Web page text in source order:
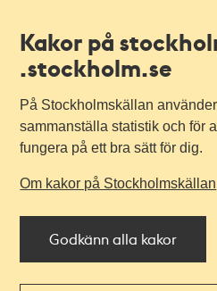
Kakor på
.stockholm.se
På Stockholmskällan
sammanställa statistik och för
fungera på ett bra sätt för dig.
Om kakor på Stockholmskällan
Godkänn alla kakor